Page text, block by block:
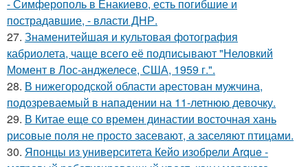
- Симферополь в Енакиево, есть погибшие и
пострадавшие, - власти ДНР.
27. Знаменитейшая и культовая фотография
кабриолета, чаще всего её подписывают "Неловкий
Момент в Лос-анджелесе, США, 1959 г.".
28. В нижегородской области арестован мужчина,
подозреваемый в нападении на 11-летнюю девочку.
29. В Китае еще со времен династии восточная хань
рисовые поля не просто засевают, а заселяют птицами.
30. Японцы из университета Кейо изобрели Arque -